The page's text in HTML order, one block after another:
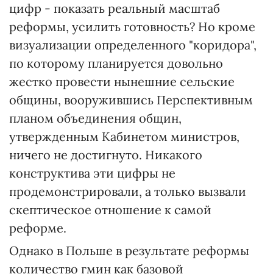
цифр - показать реальный масштаб
реформы, усилить готовность? Но кроме
визуализации определенного "коридора",
по которому планируется довольно
жестко провести нынешние сельские
общины, вооружившись Перспективным
планом объединения общин,
утвержденным Кабинетом министров,
ничего не достигнуто. Никакого
конструктива эти цифры не
продемонстрировали, а только вызвали
скептическое отношение к самой
реформе.
Однако в Польше в результате реформы
количество гмин как базовой